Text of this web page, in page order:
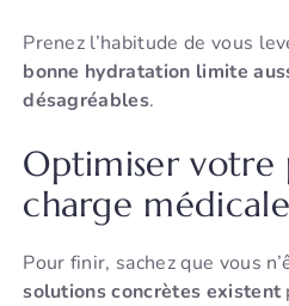
Prenez l’habitude de vous
bonne hydratation limite
désagréables.
Optimiser votre
charge
Pour finir, sachez que vous
solutions concrètes existent